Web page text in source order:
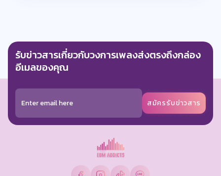
รับข่าวสารเกี่ยวกับวงการเพลงส่งตรงถึงกล่อง
อีเมลของคุณ
สมัครรับข่าวสาร